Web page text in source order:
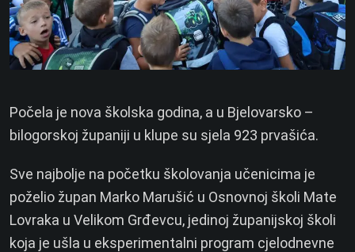
Počela je nova školska godina, a u Bjelovarsko –
bilogorskoj županiji u klupe su sjela 923 prvašića.
Sve najbolje na početku školovanja učenicima je
poželio župan Marko Marušić u Osnovnoj školi Mate
Lovraka u Velikom Grđevcu, jedinoj županijskoj školi
koja je ušla u eksperimentalni program cjelodnevne